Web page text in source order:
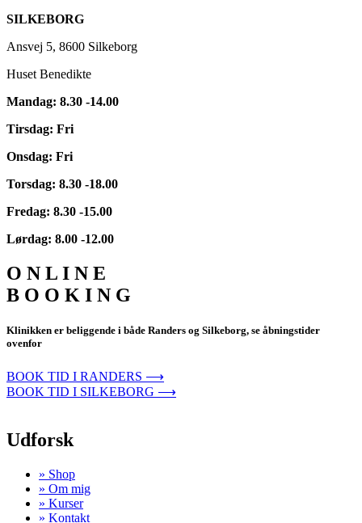
SILKEBORG
Ansvej 5, 8600 Silkeborg
Huset Benedikte
Mandag: 8.30 -14.00
Tirsdag: Fri
Onsdag: Fri
Torsdag: 8.30 -18.00
Fredag: 8.30 -15.00
Lørdag: 8.00 -12.00
O N L I N E
B O O K I N G
Klinikken er beliggende i både Randers og Silkeborg, se åbningstider
ovenfor
BOOK TID I RANDERS ⟶
BOOK TID I SILKEBORG ⟶
Udforsk
» Shop
» Om mig
» Kurser
» Kontakt